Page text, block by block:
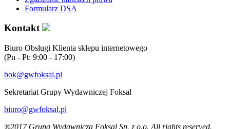
Formularz DSA
Kontakt
Biuro Obsługi Klienta sklepu internetowego
(Pn - Pt: 9:00 - 17:00)
bok@gwfoksal.pl
Sekretariat Grupy Wydawniczej Foksal
biuro@gwfoksal.pl
®2017 Grupa Wydawnicza Foksal Sp. z o.o. All rights reserved.